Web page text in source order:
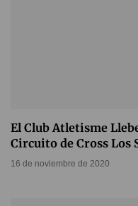
El Club Atletisme
Circuito de Cross Los
16 de noviembre de 2020